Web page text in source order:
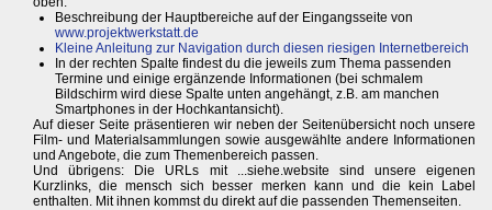
Beschreibung der Hauptbereiche auf der Eingangsseite von
www.projektwerkstatt.de
Kleine Anleitung zur Navigation durch diesen riesigen Internetbereich
In der rechten Spalte findest du die jeweils zum Thema passenden
Termine und einige ergänzende Informationen (bei schmalem
Bildschirm wird diese Spalte unten angehängt, z.B. am manchen
Smartphones in der Hochkantansicht).
Auf dieser Seite präsentieren wir neben der Seitenübersicht noch unsere
Film- und Materialsammlungen sowie ausgewählte andere Informationen
und Angebote, die zum Themenbereich passen.
Und übrigens: Die URLs mit ...siehe.website sind unsere eigenen
Kurzlinks, die mensch sich besser merken kann und die kein Label
enthalten. Mit ihnen kommst du direkt auf die passenden Themenseiten.